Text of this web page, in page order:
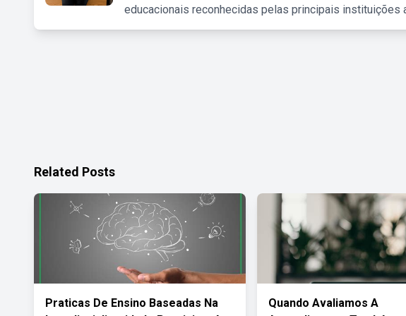
educacionais reconhecidas pelas principais instituições
Related Posts
Praticas De Ensino Baseadas Na
Quando Avaliamos A